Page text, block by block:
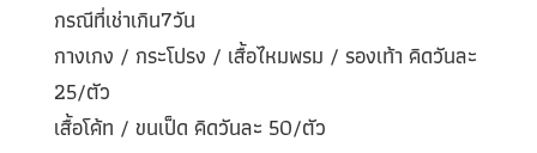
กรณีที่เช่าเกิน7วัน
กางเกง / กระโปรง / เสื้อไหมพรม / รองเท้า คิดวันละ
25/ตัว
เสื้อโค้ท / ขนเป็ด คิดวันละ 50/ตัว